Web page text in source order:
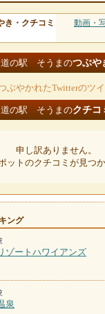
き・クチコミ 動画・
道の駅 そうまのつぶや
ぶやかれたTwitterのツ
道の駅 そうまのクチコ
申し訳ありません。
ットのクチコミが見つ
ング
ゾートハワイアンズ
泉